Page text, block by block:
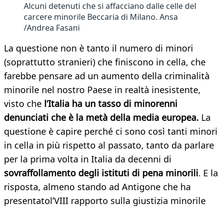
Alcuni detenuti che si affacciano dalle celle del
carcere minorile Beccaria di Milano. Ansa
/Andrea Fasani
La questione non è tanto il numero di minori
(soprattutto stranieri) che finiscono in cella, che
farebbe pensare ad un aumento della criminalità
minorile nel nostro Paese in realtà inesistente,
visto che l’Italia ha un tasso di minorenni
denunciati che è la metà della media europea. La
questione è capire perché ci sono così tanti minori
in cella in più rispetto al passato, tanto da parlare
per la prima volta in Italia da decenni di
sovraffollamento degli istituti di pena minorili. E la
risposta, almeno stando ad Antigone che ha
presentatol’VIII rapporto sulla giustizia minorile